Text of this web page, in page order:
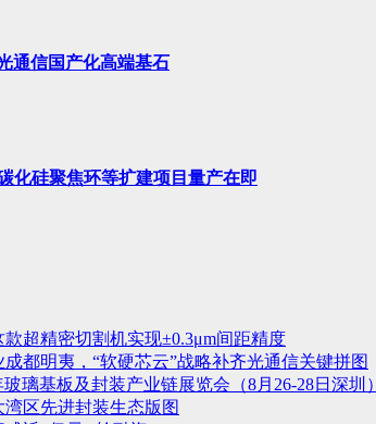
通信国产化高端基石
化硅聚焦环等扩建项目量产在即
超精密切割机实现±0.3μm间距精度
都明夷，“软硬芯云”战略补齐光通信关键拼图
璃基板及封装产业链展览会（8月26-28日深圳）
区先进封装生态版图